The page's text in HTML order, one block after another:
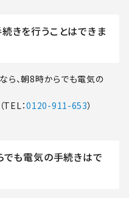
きを行うことはできま
ら、朝8時からでも電気の
TEL：0120-911-653）
でも電気の手続きはで